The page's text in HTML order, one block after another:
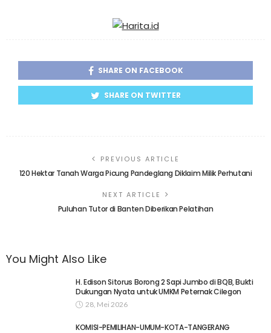
SHARE ON FACEBOOK
SHARE ON TWITTER
PREVIOUS ARTICLE
120 Hektar Tanah Warga Picung Pandeglang Diklaim Milik Perhutani
NEXT ARTICLE
Puluhan Tutor di Banten Diberikan Pelatihan
You Might Also Like
H. Edison Sitorus Borong 2 Sapi Jumbo di BQB, Bukti
Dukungan Nyata untuk UMKM Peternak Cilegon
28, Mei 2026
KOMISI-PEMILIHAN-UMUM-KOTA-TANGERANG